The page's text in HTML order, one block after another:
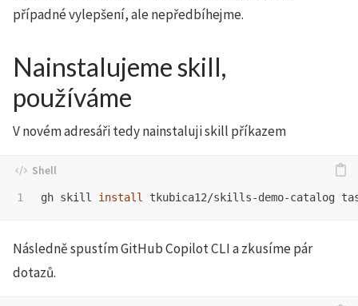
případné vylepšení, ale nepředbíhejme.
Nainstalujeme skill,
používáme
V novém adresáři tedy nainstaluji skill příkazem
gh skill install tkubica12/skills-demo-catalog
Následně spustím GitHub Copilot CLI a zkusíme pár
dotazů.